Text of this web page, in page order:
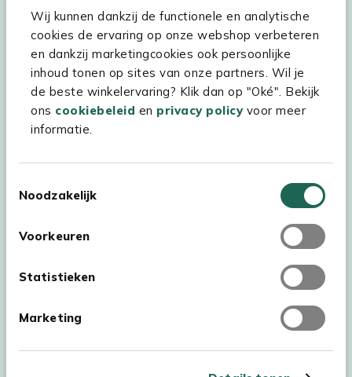
Wij kunnen dankzij de functionele en analytische
cookies de ervaring op onze webshop verbeteren
en dankzij marketingcookies ook persoonlijke
inhoud tonen op sites van onze partners. Wil je
de beste winkelervaring? Klik dan op "Oké". Bekijk
ons cookiebeleid en privacy policyvoor meer
informatie.
Noodzakelijk
Voorkeuren
Statistieken
Marketing
Assortiment
Kees Smit Tuinmeubelen
Experience Stores XXL